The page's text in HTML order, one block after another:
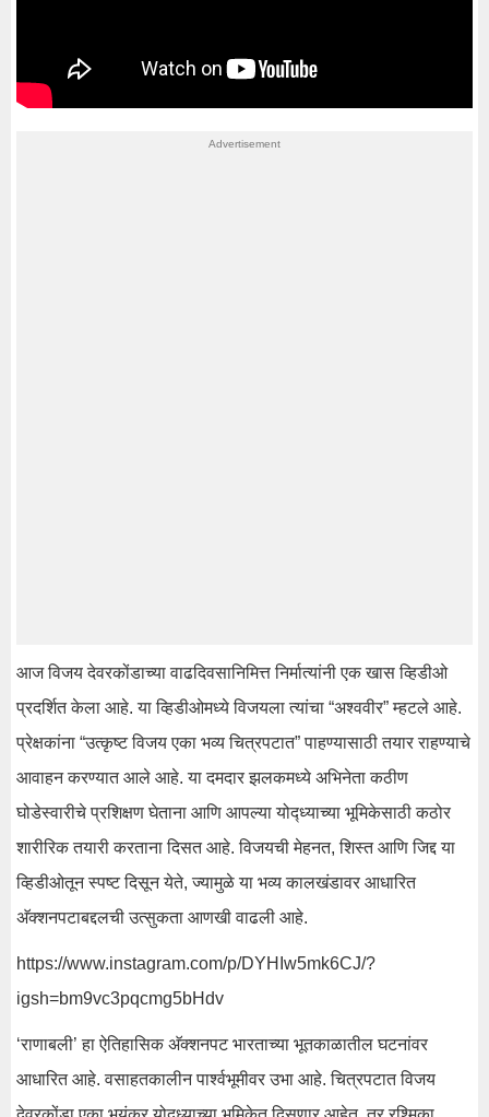
आज विजय देवरकोंडाच्या वाढदिवसानिमित्त निर्मात्यांनी एक खास व्हिडीओ
प्रदर्शित केला आहे. या व्हिडीओमध्ये विजयला त्यांचा “अश्ववीर” म्हटले आहे.
प्रेक्षकांना “उत्कृष्ट विजय एका भव्य चित्रपटात” पाहण्यासाठी तयार राहण्याचे
आवाहन करण्यात आले आहे. या दमदार झलकमध्ये अभिनेता कठीण
घोडेस्वारीचे प्रशिक्षण घेताना आणि आपल्या योद्ध्याच्या भूमिकेसाठी कठोर
शारीरिक तयारी करताना दिसत आहे. विजयची मेहनत, शिस्त आणि जिद्द या
व्हिडीओतून स्पष्ट दिसून येते, ज्यामुळे या भव्य कालखंडावर आधारित
अ‍ॅक्शनपटाबद्दलची उत्सुकता आणखी वाढली आहे.
https://www.instagram.com/p/DYHIw5mk6CJ/?
igsh=bm9vc3pqcmg5bHdv
‘राणाबली’ हा ऐतिहासिक अ‍ॅक्शनपट भारताच्या भूतकाळातील घटनांवर
आधारित आहे. वसाहतकालीन पार्श्वभूमीवर उभा आहे. चित्रपटात विजय